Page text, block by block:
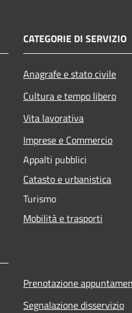
CATEGORIE DI SERVIZIO
Anagrafe e stato civile
Cultura e tempo libero
Vita lavorativa
Imprese e Commercio
Appalti pubblici
Catasto e urbanistica
Turismo
Mobilità e trasporti
Prenotazione
Segnalazione disservizio